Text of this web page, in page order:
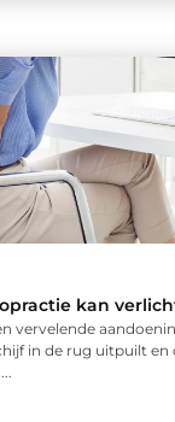
kan
vervelende
in de rug uitpuilt